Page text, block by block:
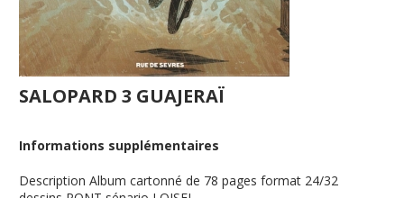
SALOPARD 3 GUAJERAÏ
Informations supplémentaires
Description Album cartonné de 78 pages format 24/32